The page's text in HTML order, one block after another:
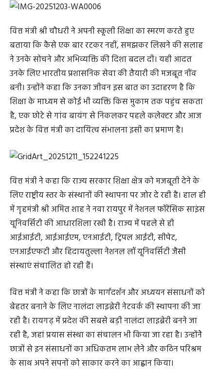
वित्त मंत्री श्री चौधरी ने अपनी स्कूली शिक्षा का स्मरण करते हुए
बताया कि कैसे एक बार रटकर नहीं, समझकर लिखने की सलाह
ने उनके सोचने और अभिव्यक्ति की दिशा बदल दी। यही आदत
उनके लिए भारतीय प्रशासनिक सेवा की तैयारी की मजबूत नींव
बनी। उन्होंने कहा कि उनका जीवन इस बात का उदाहरण है कि
शिक्षा के माध्यम से कोई भी व्यक्ति किस मुकाम तक पहुंच सकता
है, एक छोटे से गांव बायंग से निकलकर पहले कलेक्टर और आज
प्रदेश के वित्त मंत्री का दायित्व संभालना इसी का प्रमाण है।
वित्त मंत्री ने कहा कि राज्य सरकार शिक्षा क्षेत्र को मजबूती देने के
लिए राष्ट्रीय स्तर के संस्थानों की स्थापना पर जोर दे रही है। हाल ही
में गृहमंत्री श्री अमित शाह ने नवा रायपुर में नेशनल फॉरेंसिक साइंस
यूनिवर्सिटी की आधारशिला रखी है। राज्य में पहले से ही
आईआईटी, आईआईएम, एनआईटी, ट्रिपल आईटी, सीपेट,
एनआईएफटी और हिदायतुल्ला नेशनल लॉ यूनिवर्सिटी जैसी
संस्थाएं संचालित हो रही हैं।
वित्त मंत्री ने कहा कि छात्रों के मार्गदर्शन और अध्ययन संसाधनों को
बेहतर बनाने के लिए नालंदा लाइब्रेरी नेटवर्क की स्थापना की जा
रही है। रायगढ़ में प्रदेश की सबसे बड़ी नालंदा लाइब्रेरी बनने जा
रही है, जहां प्रयास संस्था का संचालन भी किया जा रहा है। उन्होंनेे
छात्रों से इन संसाधनों का अधिकतम लाभ लेने और कठिन परिश्रम
के साथ अपने सपनों को साकार करने का आह्वान किया।